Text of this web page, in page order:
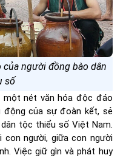
người đồng bào dân
số
một nét văn hóa độc đáo
của sự đoàn kết, sẻ
tộc thiểu số Việt Nam.
con người, giữa con người
Việc giữ gìn và phát huy